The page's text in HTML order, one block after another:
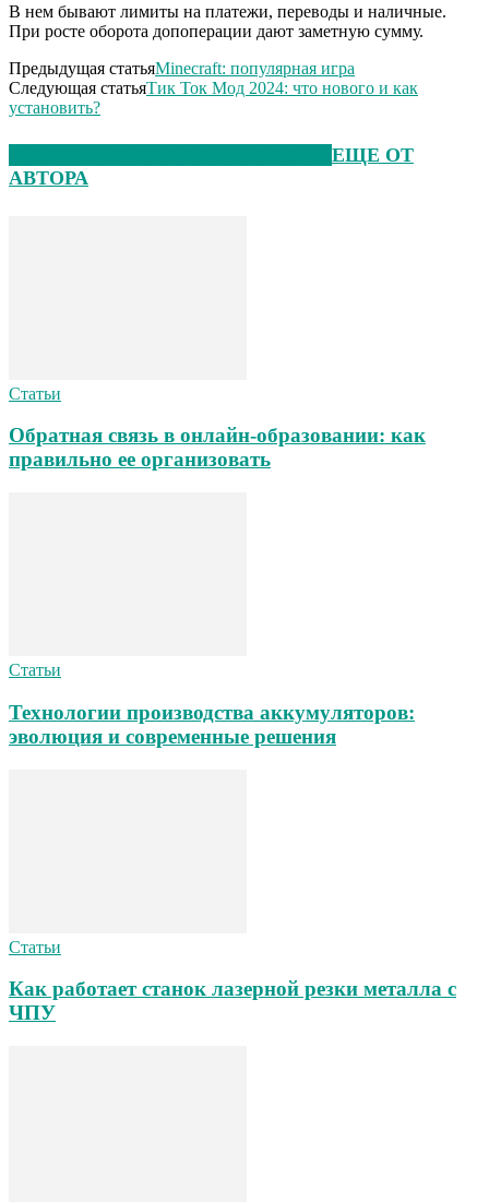
В нем бывают лимиты на платежи, переводы и наличные.
При росте оборота допоперации дают заметную сумму.
Предыдущая статьяMinecraft: популярная игра
Следующая статьяТик Ток Мод 2024: что нового и как
установить?
ЕЩЕ ОТ
АВТОРА
Статьи
Обратная связь в онлайн-образовании: как
правильно ее организовать
Статьи
Технологии производства аккумуляторов:
эволюция и современные решения
Статьи
Как работает станок лазерной резки металла с
ЧПУ